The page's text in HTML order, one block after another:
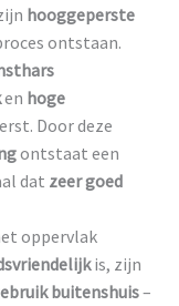
hooggeperste
ontstaan.
en hoge
Door deze
ontstaat een
dat zeer goed
oppervlak
is, zijn
buitenshuis–